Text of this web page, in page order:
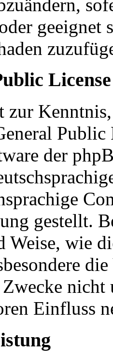
geeignet
License
zur
der
gestellt.
Weise, wie
nicht
Einfluss